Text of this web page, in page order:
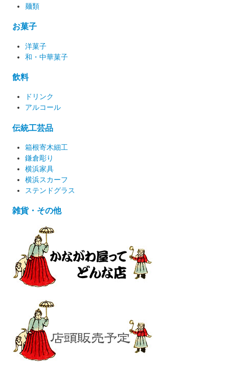
麺類
お菓子
洋菓子
和・中華菓子
飲料
ドリンク
アルコール
伝統工芸品
箱根寄木細工
鎌倉彫り
横浜家具
横浜スカーフ
ステンドグラス
雑貨・その他